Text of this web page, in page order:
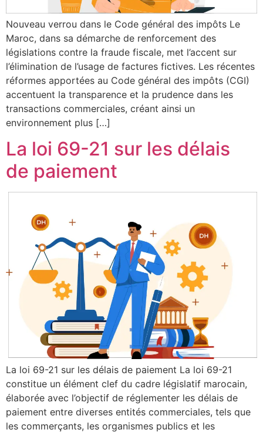
Nouveau verrou dans le Code général des impôts Le
Maroc, dans sa démarche de renforcement des
législations contre la fraude fiscale, met l’accent sur
l’élimination de l’usage de factures fictives. Les récentes
réformes apportées au Code général des impôts (CGI)
accentuent la transparence et la prudence dans les
transactions commerciales, créant ainsi un
environnement plus […]
La loi 69-21 sur les délais
de paiement
La loi 69-21 sur les délais de paiement La loi 69-21
constitue un élément clef du cadre législatif marocain,
élaborée avec l’objectif de réglementer les délais de
paiement entre diverses entités commerciales, tels que
les commerçants, les organismes publics et les